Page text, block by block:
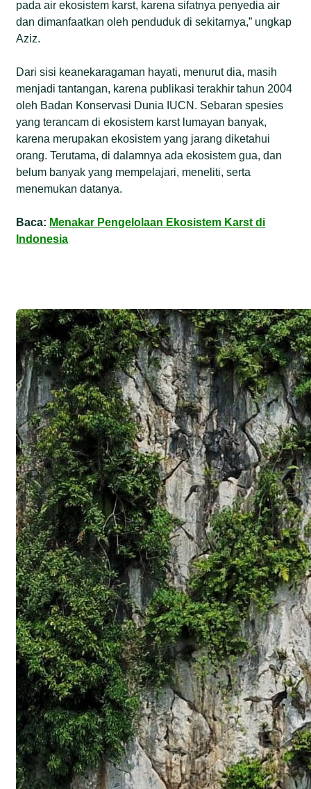
pada air ekosistem karst, karena sifatnya penyedia air
dan dimanfaatkan oleh penduduk di sekitarnya,” ungkap
Aziz.
Dari sisi keanekaragaman hayati, menurut dia, masih
menjadi tantangan, karena publikasi terakhir tahun 2004
oleh Badan Konservasi Dunia IUCN. Sebaran spesies
yang terancam di ekosistem karst lumayan banyak,
karena merupakan ekosistem yang jarang diketahui
orang. Terutama, di dalamnya ada ekosistem gua, dan
belum banyak yang mempelajari, meneliti, serta
menemukan datanya.
Baca: Menakar Pengelolaan Ekosistem Karst di
Indonesia